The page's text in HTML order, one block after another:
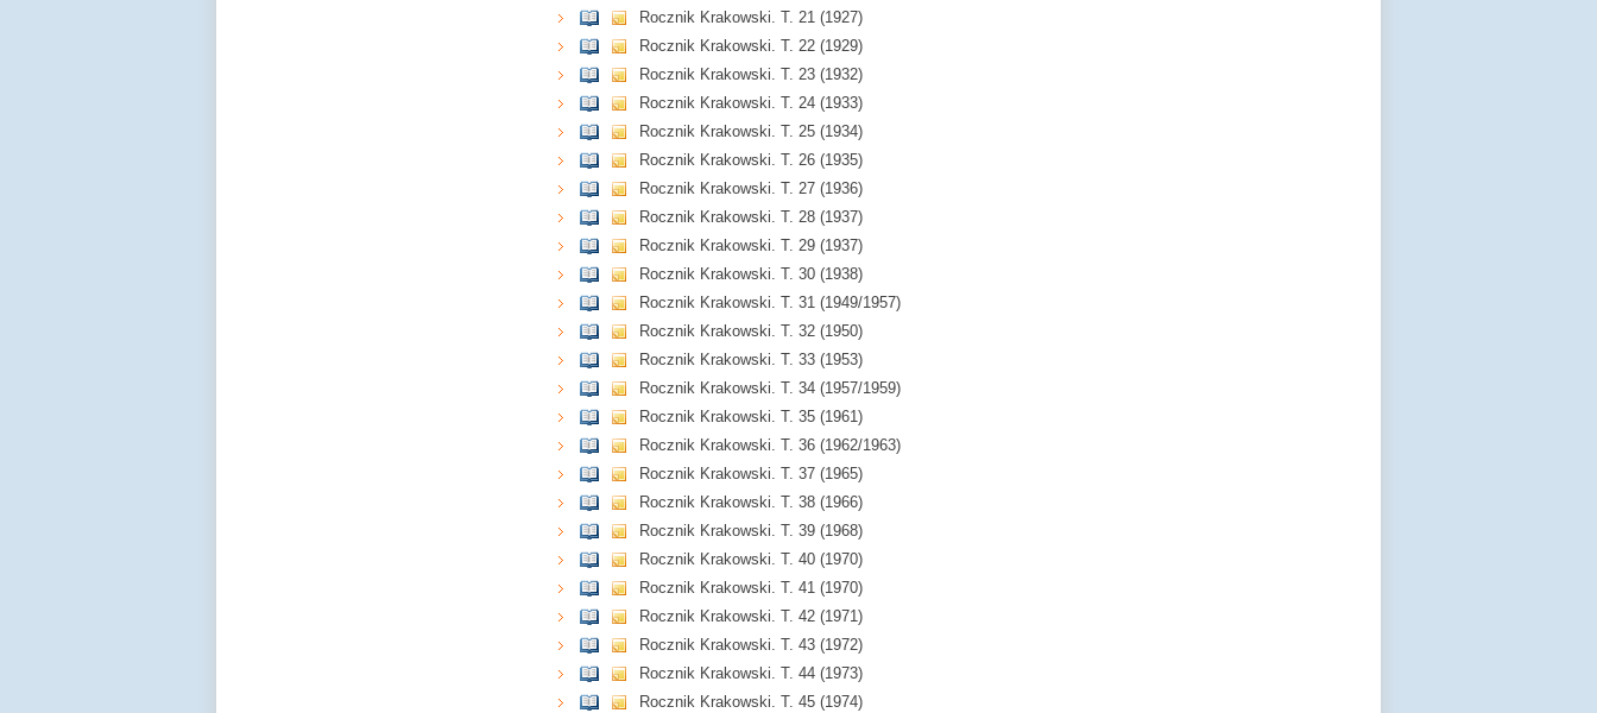
Rocznik Krakowski. T. 21 (1927)
Rocznik Krakowski. T. 22 (1929)
Rocznik Krakowski. T. 23 (1932)
Rocznik Krakowski. T. 24 (1933)
Rocznik Krakowski. T. 25 (1934)
Rocznik Krakowski. T. 26 (1935)
Rocznik Krakowski. T. 27 (1936)
Rocznik Krakowski. T. 28 (1937)
Rocznik Krakowski. T. 29 (1937)
Rocznik Krakowski. T. 30 (1938)
Rocznik Krakowski. T. 31 (1949/1957)
Rocznik Krakowski. T. 32 (1950)
Rocznik Krakowski. T. 33 (1953)
Rocznik Krakowski. T. 34 (1957/1959)
Rocznik Krakowski. T. 35 (1961)
Rocznik Krakowski. T. 36 (1962/1963)
Rocznik Krakowski. T. 37 (1965)
Rocznik Krakowski. T. 38 (1966)
Rocznik Krakowski. T. 39 (1968)
Rocznik Krakowski. T. 40 (1970)
Rocznik Krakowski. T. 41 (1970)
Rocznik Krakowski. T. 42 (1971)
Rocznik Krakowski. T. 43 (1972)
Rocznik Krakowski. T. 44 (1973)
Rocznik Krakowski. T. 45 (1974)